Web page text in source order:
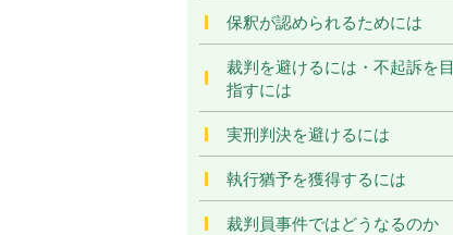
保釈が認められるためには
裁判を避けるには・不起訴を目
指すには
実刑判決を避けるには
執行猶予を獲得するには
裁判員事件ではどうなるのか